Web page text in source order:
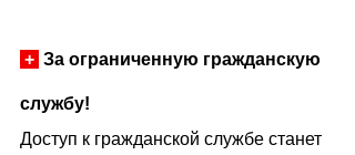
+ За ограниченную гражданскую
службу!
Доступ к гражданской службе станет